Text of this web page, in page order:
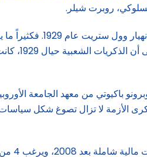
روبرت شيلر.
وهناك أيضاً نقطة رئيسة
إلا أن
الأزمة لا تزال تصوغ شكل سياسات